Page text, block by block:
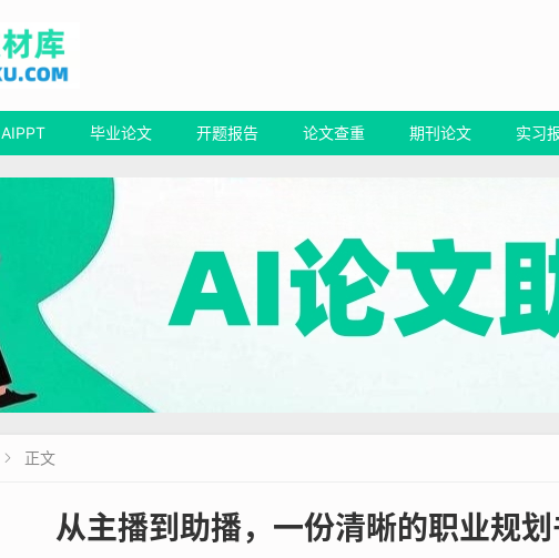
AIPPT 毕业论文 开题报告 论文查重 期刊论文 实习
 正文
从主播到助播，一份清晰的职业规